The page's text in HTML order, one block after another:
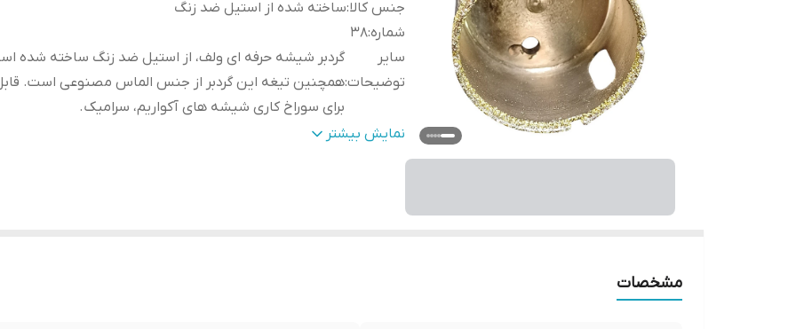
جنس کالا:ساخته شده از استیل ضد زنگ
شماره:
38
سایر
توضیحات:
گردبر شیشه حرفه ای ولف، از استیل ضد زنگ ساخته شده
همچنین تیغه این گردبر از جنس الماس مصنوعی است.
برای سوراخ کاری شیشه های آکواریم، سرامیک.
وزن:66 گرم
نمایش بیشتر
مشخصات